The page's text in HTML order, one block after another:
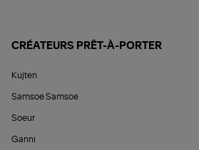
CRÉATEURS PRÊT-À-PORTER
Kujten
Samsoe Samsoe
Soeur
Ganni